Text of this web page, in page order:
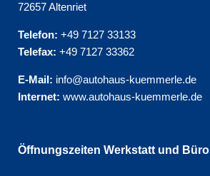
72657 Altenriet
Telefon: +49 7127 33133
Telefax: +49 7127 33362
E-Mail: info@autohaus-kuemmerle.de
Internet: www.autohaus-kuemmerle.de
Öffnungszeiten Werkstatt und Büro